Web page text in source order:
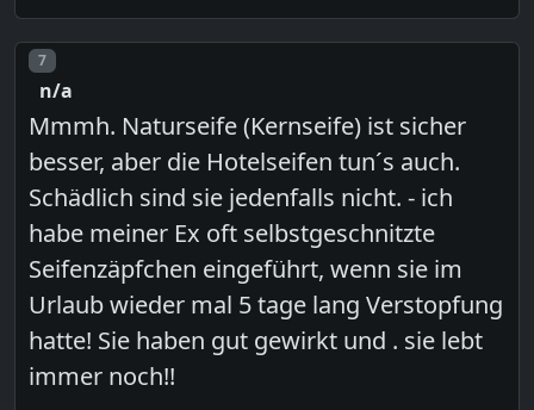
Post number
7
n/a
Mmmh. Naturseife (Kernseife) ist sicher
besser, aber die Hotelseifen tun´s auch.
Schädlich sind sie jedenfalls nicht. - ich
habe meiner Ex oft selbstgeschnitzte
Seifenzäpfchen eingeführt, wenn sie im
Urlaub wieder mal 5 tage lang Verstopfung
hatte! Sie haben gut gewirkt und . sie lebt
immer noch!!